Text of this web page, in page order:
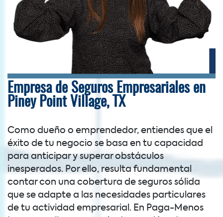
Empresa de Seguros Empresariales en
Piney Point Village, TX
Como dueño o emprendedor, entiendes que el
éxito de tu negocio se basa en tu capacidad
para anticipar y superar obstáculos
inesperados. Por ello, resulta fundamental
contar con una cobertura de seguros sólida
que se adapte a las necesidades particulares
de tu actividad empresarial. En Paga-Menos